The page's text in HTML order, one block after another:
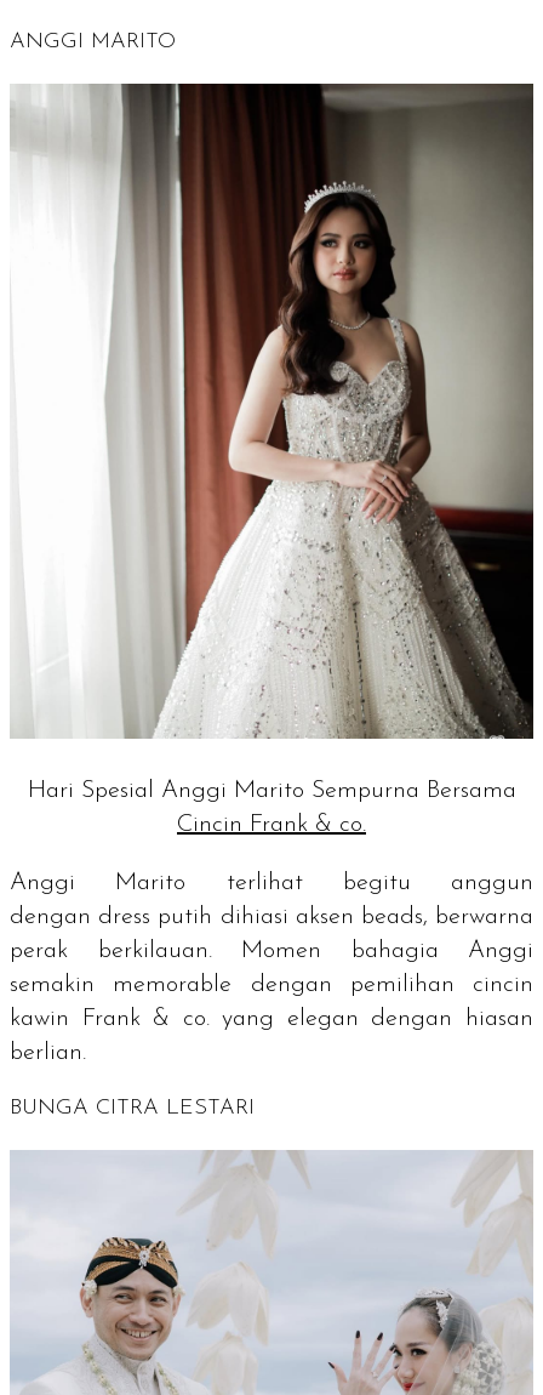
ANGGI MARITO
Hari Spesial Anggi Marito Sempurna Bersama
Cincin Frank & co.
Anggi Marito terlihat begitu anggun
dengan dress putih dihiasi aksen beads, berwarna
perak berkilauan. Momen bahagia Anggi
semakin memorable dengan pemilihan cincin
kawin Frank & co. yang elegan dengan hiasan
berlian.
BUNGA CITRA LESTARI